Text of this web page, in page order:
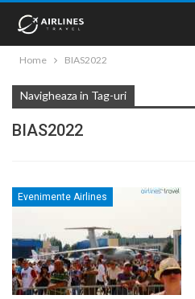
Home BIAS2022
Navigheaza in Tag-uri
BIAS2022
Evenimente Airlines